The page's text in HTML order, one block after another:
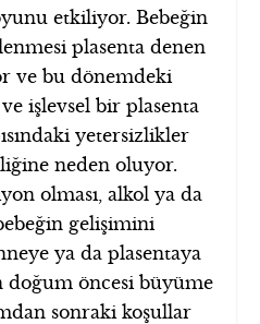
etkiliyor. Bebeğin
plasenta denen
ve bu dönemdeki
işlevsel bir plasenta
yetersizlikler
neden oluyor.
olması, alkol ya da
gelişimini
ya da plasentaya
doğum öncesi büyüme
sonraki koşullar